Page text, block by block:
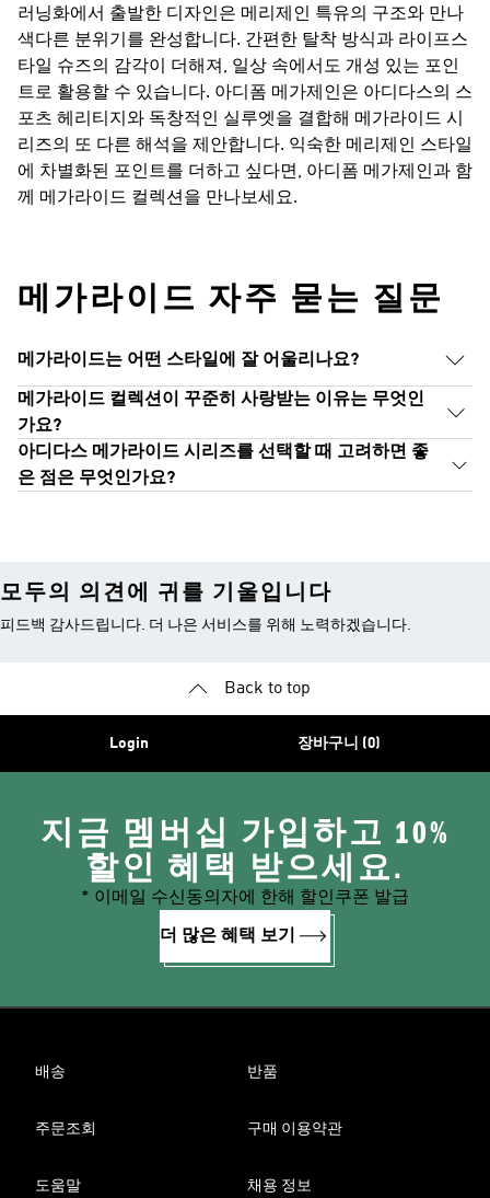
러닝화에서 출발한 디자인은 메리제인 특유의 구조와 만나
색다른 분위기를 완성합니다. 간편한 탈착 방식과 라이프스
타일 슈즈의 감각이 더해져, 일상 속에서도 개성 있는 포인
트로 활용할 수 있습니다. 아디폼 메가제인은 아디다스의 스
포츠 헤리티지와 독창적인 실루엣을 결합해 메가라이드 시
리즈의 또 다른 해석을 제안합니다. 익숙한 메리제인 스타일
에 차별화된 포인트를 더하고 싶다면, 아디폼 메가제인과 함
께 메가라이드 컬렉션을 만나보세요.
메가라이드 자주 묻는 질문
메가라이드는 어떤 스타일에 잘 어울리나요?
메가라이드 컬렉션이 꾸준히 사랑받는 이유는 무엇인
가요?
아디다스 메가라이드 시리즈를 선택할 때 고려하면 좋
은 점은 무엇인가요?
모두의 의견에 귀를 기울입니다
피드백 감사드립니다. 더 나은 서비스를 위해 노력하겠습니다.
Back to top
Login 장바구니 (0)
지금 멤버십 가입하고 10%
할인 혜택 받으세요.
* 이메일 수신동의자에 한해 할인쿠폰 발급
더 많은 혜택 보기
배송 반품
주문조회 구매 이용약관
도움말 채용 정보